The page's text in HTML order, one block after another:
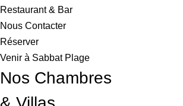
Restaurant & Bar
Nous Contacter
Réserver
Venir à Sabbat Plage
Nos Chambres